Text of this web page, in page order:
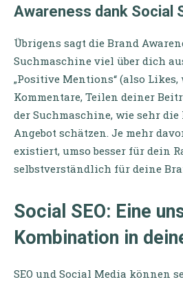
Awareness dank Social
Übrigens sagt die Brand
Suchmaschine viel über dich
„Positive Mentions“ (also
Kommentare, Teilen deiner
der Suchmaschine, wie sehr
Angebot schätzen. Je mehr
existiert, umso besser für dein
selbstverständlich für deine
Social SEO: Eine
Kombination in
SEO und Social Media können